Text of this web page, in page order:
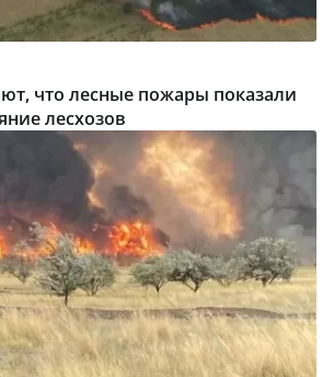
что лесные пожары показали
лесхозов